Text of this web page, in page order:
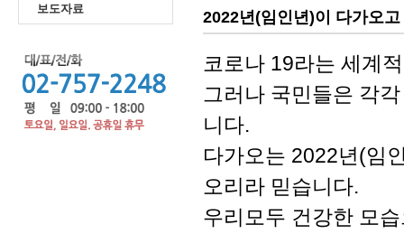
보도자료 2022년(임인년)이 다가오
코로나 19라는 세계
그러나 국민들은 각
니다.
다가오는 2022년(임
오리라 믿습니다.
우리모두 건강한 모